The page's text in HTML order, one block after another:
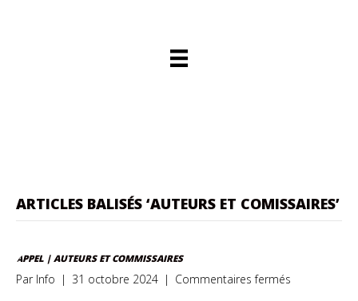
ARTICLES BALISÉS ‘AUTEURS ET COMISSAIRES’
APPEL | AUTEURS ET COMMISSAIRES
Par Info | 31 octobre 2024 | Commentaires fermés